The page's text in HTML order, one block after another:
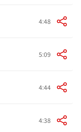
4:48
5:09
4:44
4:38